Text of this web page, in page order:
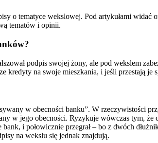
o tematyce wekslowej. Pod artykułami widać
tematów i opinii.
podpis swojej żony, ale pod wekslem
kredyty na swoje mieszkania, i jeśli przestają
w obecności banku”. W rzeczywistości
w jego obecności. Ryzykuje wówczas tym, że
i połowicznie przegrał – bo z dwóch
na wekslu się jednak znajdują.